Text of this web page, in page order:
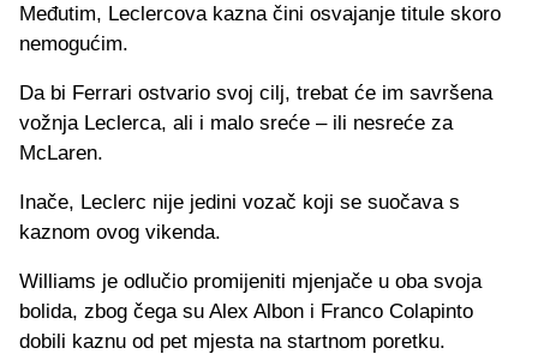
Međutim, Leclercova kazna čini osvajanje titule skoro
nemogućim.
Da bi Ferrari ostvario svoj cilj, trebat će im savršena
vožnja Leclerca, ali i malo sreće – ili nesreće za
McLaren.
Inače, Leclerc nije jedini vozač koji se suočava s
kaznom ovog vikenda.
Williams je odlučio promijeniti mjenjače u oba svoja
bolida, zbog čega su Alex Albon i Franco Colapinto
dobili kaznu od pet mjesta na startnom poretku.